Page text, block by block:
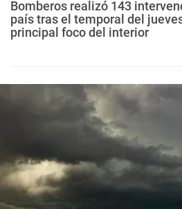
Bomberos realizó 143
país tras el temporal del
principal foco del interior